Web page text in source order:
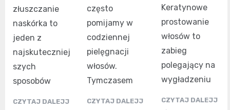
złuszczanie
naskórka to
jeden z
najskuteczniej
szych
sposobów
CZYTAJ DALEJJ
często
pomijamy w
codziennej
pielęgnacji
włosów.
Tymczasem
CZYTAJ DALEJJ
Keratynowe
prostowanie
włosów to
zabieg
polegający na
wygładzeniu
CZYTAJ DALEJJ